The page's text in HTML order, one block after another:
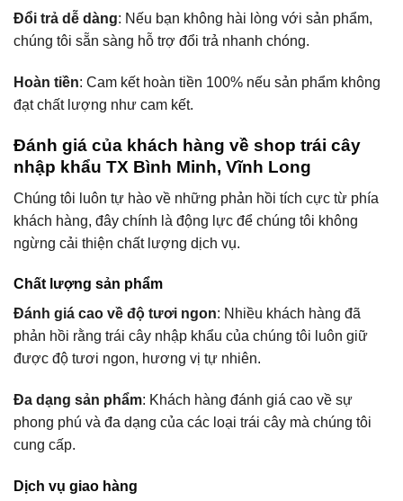
Đổi trả dễ dàng: Nếu bạn không hài lòng với sản phẩm,
chúng tôi sẵn sàng hỗ trợ đổi trả nhanh chóng.
Hoàn tiền: Cam kết hoàn tiền 100% nếu sản phẩm không
đạt chất lượng như cam kết.
Đánh giá của khách hàng về shop trái cây
nhập khẩu TX Bình Minh, Vĩnh Long
Chúng tôi luôn tự hào về những phản hồi tích cực từ phía
khách hàng, đây chính là động lực để chúng tôi không
ngừng cải thiện chất lượng dịch vụ.
Chất lượng sản phẩm
Đánh giá cao về độ tươi ngon: Nhiều khách hàng đã
phản hồi rằng trái cây nhập khẩu của chúng tôi luôn giữ
được độ tươi ngon, hương vị tự nhiên.
Đa dạng sản phẩm: Khách hàng đánh giá cao về sự
phong phú và đa dạng của các loại trái cây mà chúng tôi
cung cấp.
Dịch vụ giao hàng